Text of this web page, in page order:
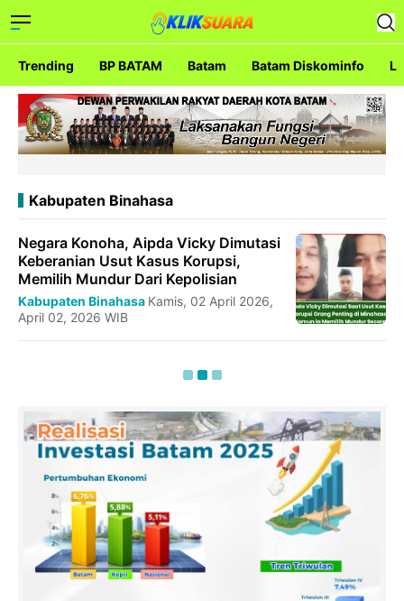
Trending BP BATAM Batam Batam Diskominfo
Kabupaten Binahasa
Negara Konoha, Aipda Vicky Dimutasi
Keberanian Usut Kasus Korupsi,
Memilih Mundur Dari Kepolisian
Kabupaten Binahasa Kamis, 02 April 2026,
April 02, 2026 WIB